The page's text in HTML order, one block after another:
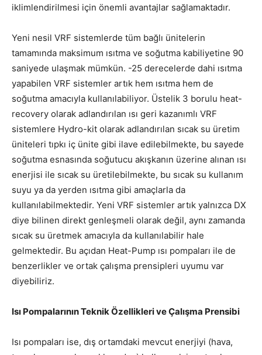
iklimlendirilmesi için önemli avantajlar sağlamaktadır.
Yeni nesil VRF sistemlerde tüm bağlı ünitelerin
tamamında maksimum ısıtma ve soğutma kabiliyetine 90
saniyede ulaşmak mümkün. -25 derecelerde dahi ısıtma
yapabilen VRF sistemler artık hem ısıtma hem de
soğutma amacıyla kullanılabiliyor. Üstelik 3 borulu heat-
recovery olarak adlandırılan ısı geri kazanımlı VRF
sistemlere Hydro-kit olarak adlandırılan sıcak su üretim
üniteleri tıpkı iç ünite gibi ilave edilebilmekte, bu sayede
soğutma esnasında soğutucu akışkanın üzerine alınan ısı
enerjisi ile sıcak su üretilebilmekte, bu sıcak su kullanım
suyu ya da yerden ısıtma gibi amaçlarla da
kullanılabilmektedir. Yeni VRF sistemler artık yalnızca DX
diye bilinen direkt genleşmeli olarak değil, aynı zamanda
sıcak su üretmek amacıyla da kullanılabilir hale
gelmektedir. Bu açıdan Heat-Pump ısı pompaları ile de
benzerlikler ve ortak çalışma prensipleri uyumu var
diyebiliriz.
Isı Pompalarının Teknik Özellikleri ve Çalışma Prensibi
Isı pompaları ise, dış ortamdaki mevcut enerjiyi (hava,